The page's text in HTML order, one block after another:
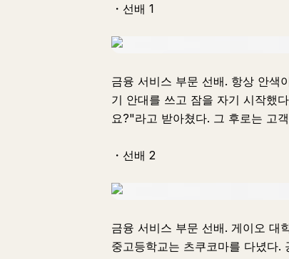
・선배 1
금융 서비스 부문 선배. 항상 안색
기 안대를 쓰고 잠을 자기 시작했
요?"라고 받아쳤다. 그 후로는 고
・선배 2
금융 서비스 부문 선배. 게이오 대
중고등학교는 츠쿠코마를 다녔다.